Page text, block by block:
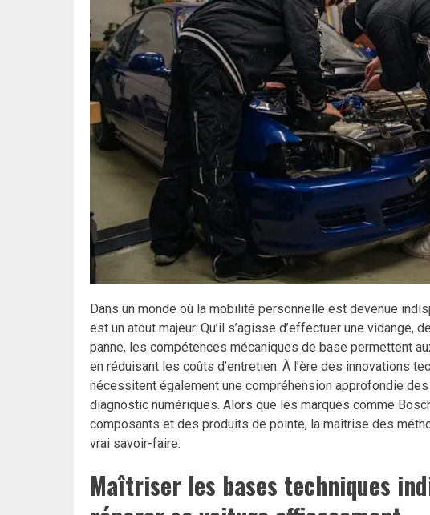
Dans un monde où la mobilité personnelle est devenue
est un atout majeur. Qu’il s’agisse d’effectuer une vidange,
panne, les compétences mécaniques de base permettent
en réduisant les coûts d’entretien. À l’ère des innovations
nécessitent également une compréhension approfondie
diagnostic numériques. Alors que les marques comme
composants et des produits de pointe, la maîtrise des
vrai savoir-faire.
Maîtriser les bases techniques